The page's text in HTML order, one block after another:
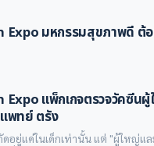
พทย์ผู้เชี่ยวชาญ เพื่อมอบประสบ
มหกรรมสุขภาพดี ต้
แพ็กเกจตรวจวัคซีน
พทย์ ตรัง
อยู่แค่ในเด็กเท่านั้น แต่ "ผู้ใหญ่แล